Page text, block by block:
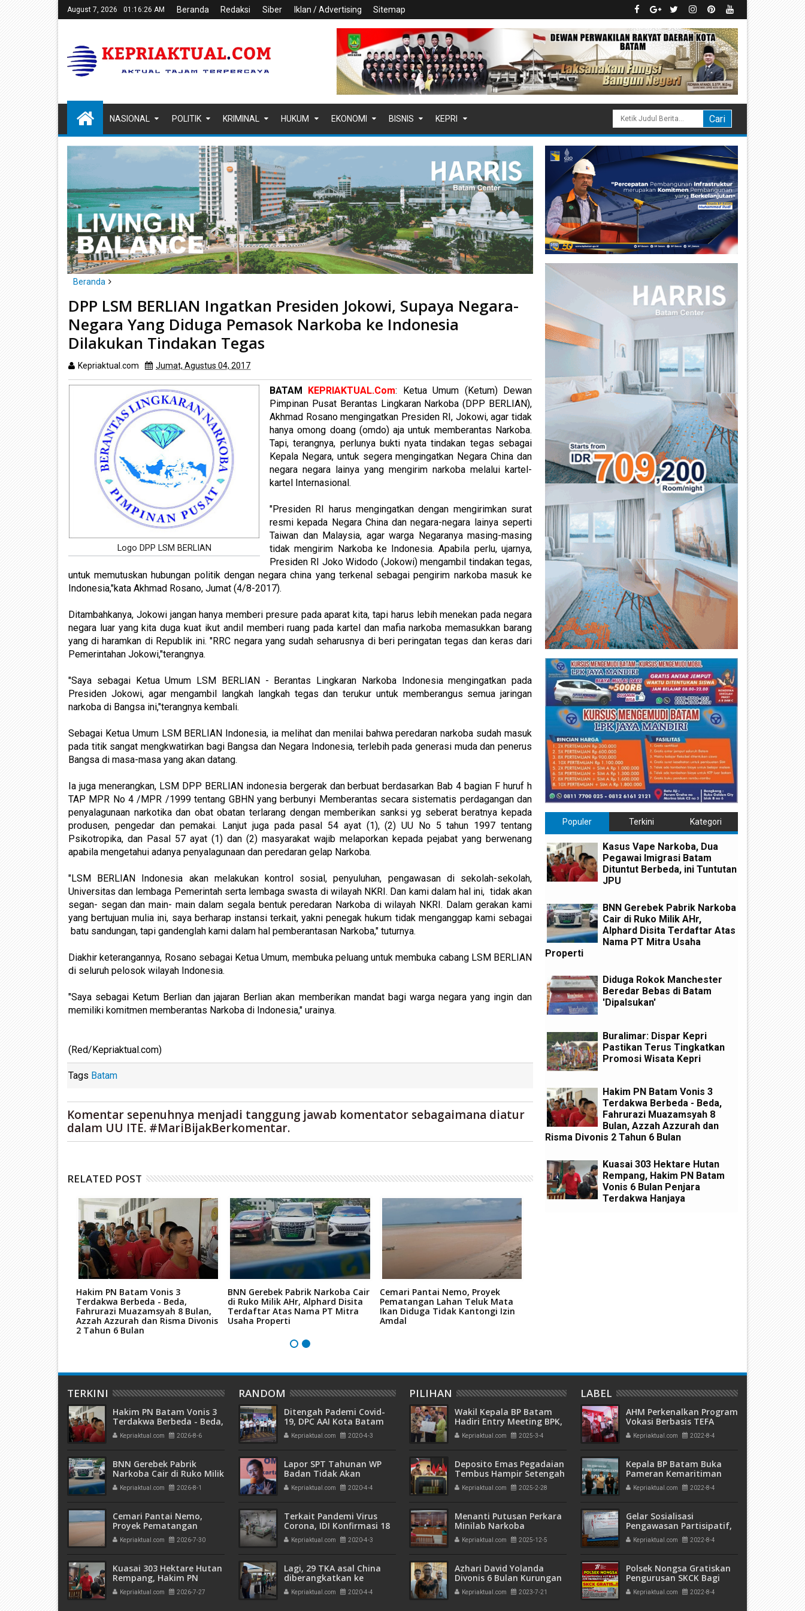
August 7, 2026 01:16:27 AM Beranda Redaksi Siber Iklan / Advertising Sitemap
NASIONAL POLITIK KRIMINAL HUKUM EKONOMI BISNIS KEPRI
Beranda
DPP LSM BERLIAN Ingatkan Presiden Jokowi, Supaya Negara-Negara Yang Diduga Pemasok Narkoba ke Indonesia
Dilakukan Tindakan Tegas
DPP LSM BERLIAN Ingatkan Presiden Jokowi, Supaya Negara-
Negara Yang Diduga Pemasok Narkoba ke Indonesia
Dilakukan Tindakan Tegas
Kepriaktual.com Jumat, Agustus 04, 2017
Logo DPP LSM BERLIAN
BATAM KEPRIAKTUAL.Com: Ketua Umum (Ketum) Dewan
Pimpinan Pusat Berantas Lingkaran Narkoba (DPP BERLIAN),
Akhmad Rosano mengingatkan Presiden RI, Jokowi, agar tidak
hanya omong doang (omdo) aja untuk memberantas Narkoba.
Tapi, terangnya, perlunya bukti nyata tindakan tegas sebagai
Kepala Negara, untuk segera mengingatkan Negara China dan
negara negara lainya yang mengirim narkoba melalui kartel-
kartel Internasional.
"Presiden RI harus mengingatkan dengan mengirimkan surat
resmi kepada Negara China dan negara-negara lainya seperti
Taiwan dan Malaysia, agar warga Negaranya masing-masing
tidak mengirim Narkoba ke Indonesia. Apabila perlu, ujarnya,
Presiden RI Joko Widodo (Jokowi) mengambil tindakan tegas,
untuk memutuskan hubungan politik dengan negara china yang terkenal sebagai pengirim narkoba masuk ke
Indonesia,"kata Akhmad Rosano, Jumat (4/8-2017).
Ditambahkanya, Jokowi jangan hanya memberi presure pada aparat kita, tapi harus lebih menekan pada negara
negara luar yang kita duga kuat ikut andil memberi ruang pada kartel dan mafia narkoba memasukkan barang
yang di haramkan di Republik ini. "RRC negara yang sudah seharusnya di beri peringatan tegas dan keras dari
Pemerintahan Jokowi,"terangnya.
"Saya sebagai Ketua Umum LSM BERLIAN - Berantas Lingkaran Narkoba Indonesia mengingatkan pada
Presiden Jokowi, agar mengambil langkah langkah tegas dan terukur untuk memberangus semua jaringan
narkoba di Bangsa ini,"terangnya kembali.
Sebagai Ketua Umum LSM BERLIAN Indonesia, ia melihat dan menilai bahwa peredaran narkoba sudah masuk
pada titik sangat mengkwatirkan bagi Bangsa dan Negara Indonesia, terlebih pada generasi muda dan penerus
Bangsa di masa-masa yang akan datang.
Ia juga menerangkan, LSM DPP BERLIAN indonesia bergerak dan berbuat berdasarkan Bab 4 bagian F huruf h
TAP MPR No 4 /MPR /1999 tentang GBHN yang berbunyi Memberantas secara sistematis perdagangan dan
penyalagunaan narkotika dan obat obatan terlarang dengan memberikan sanksi yg seberat beratnya kepada
produsen, pengedar dan pemakai. Lanjut juga pada pasal 54 ayat (1), (2) UU No 5 tahun 1997 tentang
Psikotropika, dan Pasal 57 ayat (1) dan (2) masyarakat wajib melaporkan kepada pejabat yang berwenang
apabila mengetahui adanya penyalagunaan dan peredaran gelap Narkoba.
"LSM BERLIAN Indonesia akan melakukan kontrol sosial, penyuluhan, pengawasan di sekolah-sekolah,
Universitas dan lembaga Pemerintah serta lembaga swasta di wilayah NKRI. Dan kami dalam hal ini, tidak akan
segan- segan dan main- main dalam segala bentuk peredaran Narkoba di wilayah NKRI. Dalam gerakan kami
yang bertujuan mulia ini, saya berharap instansi terkait, yakni penegak hukum tidak menganggap kami sebagai
batu sandungan, tapi gandenglah kami dalam hal pemberantasan Narkoba," tuturnya.
Diakhir keterangannya, Rosano sebagai Ketua Umum, membuka peluang untuk membuka cabang LSM BERLIAN
di seluruh pelosok wilayah Indonesia.
"Saya sebagai Ketum Berlian dan jajaran Berlian akan memberikan mandat bagi warga negara yang ingin dan
memiliki komitmen memberantas Narkoba di Indonesia," urainya.
(Red/Kepriaktual.com)
Tags Batam
Komentar sepenuhnya menjadi tanggung jawab komentator sebagaimana diatur
dalam UU ITE. #MariBijakBerkomentar.
RELATED POST
Hakim PN Batam Vonis 3
Terdakwa Berbeda - Beda,
Fahrurazi Muazamsyah 8 Bulan,
Azzah Azzurah dan Risma Divonis
2 Tahun 6 Bulan
BNN Gerebek Pabrik Narkoba Cair
di Ruko Milik AHr, Alphard Disita
Terdaftar Atas Nama PT Mitra
Usaha Properti
Cemari Pantai Nemo, Proyek
Pematangan Lahan Teluk Mata
Ikan Diduga Tidak Kantongi Izin
Amdal
Populer Terkini Kategori
Kasus Vape Narkoba, Dua
Pegawai Imigrasi Batam
Dituntut Berbeda, ini Tuntutan
JPU
BNN Gerebek Pabrik Narkoba
Cair di Ruko Milik AHr,
Alphard Disita Terdaftar Atas
Nama PT Mitra Usaha
Properti
Diduga Rokok Manchester
Beredar Bebas di Batam
'Dipalsukan'
Buralimar: Dispar Kepri
Pastikan Terus Tingkatkan
Promosi Wisata Kepri
Hakim PN Batam Vonis 3
Terdakwa Berbeda - Beda,
Fahrurazi Muazamsyah 8
Bulan, Azzah Azzurah dan
Risma Divonis 2 Tahun 6 Bulan
Kuasai 303 Hektare Hutan
Rempang, Hakim PN Batam
Vonis 6 Bulan Penjara
Terdakwa Hanjaya
TERKINI
Hakim PN Batam Vonis 3
Terdakwa Berbeda - Beda,
Fahrurazi Muazamsyah 8
Bulan, Azzah Azzurah dan
Bulan
Kepriaktual.com 2026-8-6
BNN Gerebek Pabrik
Narkoba Cair di Ruko Milik
AHr, Alphard Disita
Terdaftar Atas Nama PT
Kepriaktual.com 2026-8-1
Cemari Pantai Nemo,
Proyek Pematangan
Lahan Teluk Mata Ikan
Diduga Tidak Kantongi
Kepriaktual.com 2026-7-30
Kuasai 303 Hektare Hutan
Rempang, Hakim PN
Batam Vonis 6 Bulan
Penjara Terdakwa
Kepriaktual.com 2026-7-27
RANDOM
Ditengah Pademi Covid-
19, DPC AAI Kota Batam
Berikan Bantuan Sembako
Kepada Warga Kurang
Kepriaktual.com 2020-4-3
Lapor SPT Tahunan WP
Badan Tidak Akan
Diperpanjang
Kepriaktual.com 2020-4-4
Terkait Pandemi Virus
Corona, IDI Konfirmasi 18
Dokter Meninggal
Kepriaktual.com 2020-4-3
Lagi, 29 TKA asal China
diberangkatkan ke
Jakarta
Kepriaktual.com 2020-4-4
PILIHAN
Wakil Kepala BP Batam
Hadiri Entry Meeting BPK,
Komitmen Wujudkan
Pengelolaan Keuangan
Akuntabel
Kepriaktual.com 2025-3-4
Deposito Emas Pegadaian
Tembus Hampir Setengah
Ton, Sehari Setelah
Presiden Resmikan Bank
Kepriaktual.com 2025-2-28
Menanti Putusan Perkara
Minilab Narkoba
Terdakwa Touzen
"Loloskah dari Hukuman
Kepriaktual.com 2025-12-5
Azhari David Yolanda
Divonis 6 Bulan Kurungan
dan Rehabilitasi 10 Bulan
Kepriaktual.com 2023-7-21
LABEL
AHM Perkenalkan Program
Vokasi Berbasis TEFA
Kepriaktual.com 2022-8-4
Kepala BP Batam Buka
Pameran Kemaritiman
Terbesar di Indonesia
Kepriaktual.com 2022-8-4
Gelar Sosialisasi
Pengawasan Partisipatif,
Bawaslu Kabupaten
Natuna Ajak Semua
Kepriaktual.com 2022-8-4
Polsek Nongsa Gratiskan
Pengurusan SKCK Bagi
Pemilik Nama Agus
Kepriaktual.com 2022-8-4